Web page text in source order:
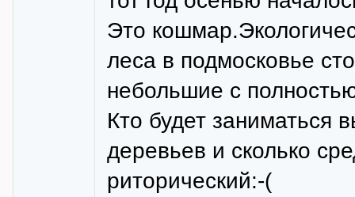
Это
леса в подмосковье
небольшие с
Кто будет заниматься
деревьев и сколько
риторический:-(